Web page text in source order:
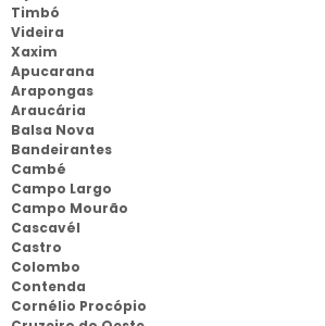
Timbó
Videira
Xaxim
Apucarana
Arapongas
Araucária
Balsa Nova
Bandeirantes
Cambé
Campo Largo
Campo Mourão
Cascavél
Castro
Colombo
Contenda
Cornélio Procópio